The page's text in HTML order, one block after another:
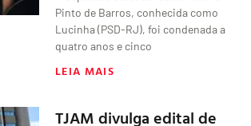
Pinto de Barros, conhecida como
Lucinha (PSD-RJ), foi condenada a
quatro anos e cinco
LEIA MAIS
TJAM divulga edital de